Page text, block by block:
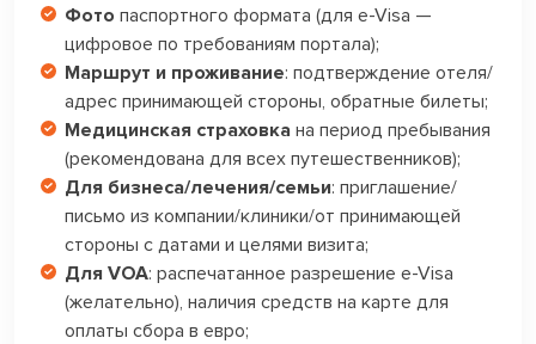
Фото паспортного формата (для e-Visa —
цифровое по требованиям портала);
Маршрут и проживание: подтверждение отеля/
адрес принимающей стороны, обратные билеты;
Медицинская страховка на период пребывания
(рекомендована для всех путешественников);
Для бизнеса/лечения/семьи: приглашение/
письмо из компании/клиники/от принимающей
стороны с датами и целями визита;
Для VOA: распечатанное разрешение e-Visa
(желательно), наличия средств на карте для
оплаты сбора в евро;